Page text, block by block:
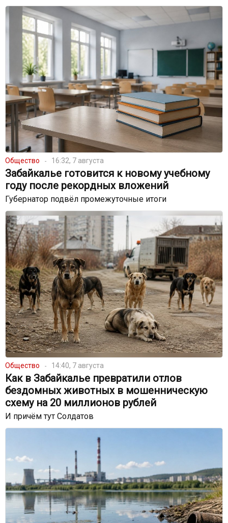
Общество 16:32, 7 августа
Забайкалье готовится к новому учебному
году после рекордных вложений
Губернатор подвёл промежуточные итоги
Общество 14:40, 7 августа
Как в Забайкалье превратили отлов
бездомных животных в мошенническую
схему на 20 миллионов рублей
И причём тут Солдатов